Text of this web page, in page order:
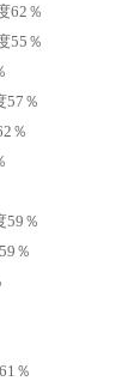
62％
55％
％
％
％
％
％